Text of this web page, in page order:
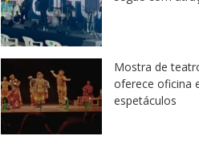
Mostra de
oferece oficina
espetáculos